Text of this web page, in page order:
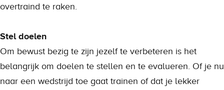
overtraind te raken.
Stel doelen
Om bewust bezig te zijn jezelf te verbeteren is het
belangrijk om doelen te stellen en te evalueren. Of je nu
naar een wedstrijd toe gaat trainen of dat je lekker